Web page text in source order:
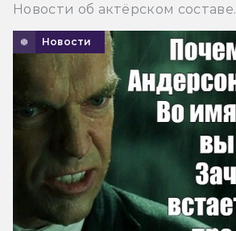
Новости об актёрском составе.
Новости